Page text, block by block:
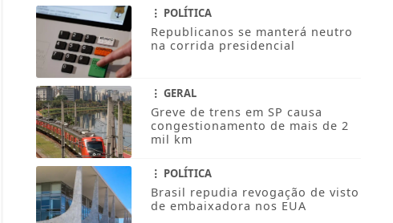
POLÍTICA
Republicanos se manterá neutro
na corrida presidencial
GERAL
Greve de trens em SP causa
congestionamento de mais de 2
mil km
POLÍTICA
Brasil repudia revogação de visto
de embaixadora nos EUA